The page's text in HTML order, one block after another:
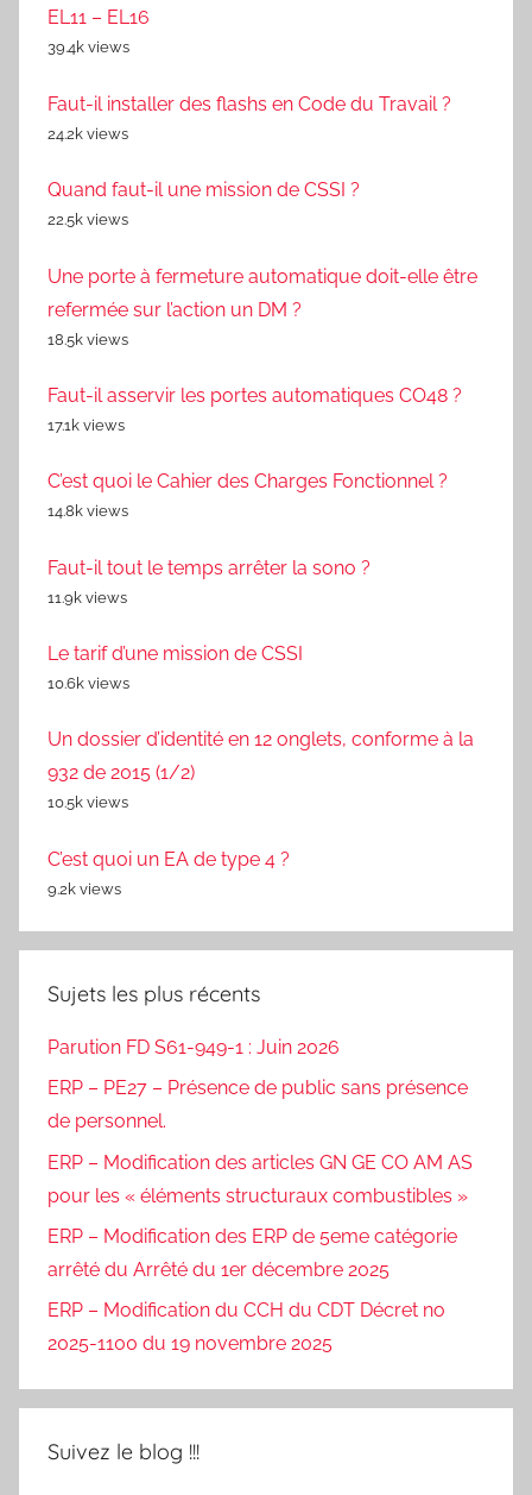
EL11 – EL16
39.4k views
Faut-il installer des flashs en Code du Travail ?
24.2k views
Quand faut-il une mission de CSSI ?
22.5k views
Une porte à fermeture automatique doit-elle être
refermée sur l’action un DM ?
18.5k views
Faut-il asservir les portes automatiques CO48 ?
17.1k views
C’est quoi le Cahier des Charges Fonctionnel ?
14.8k views
Faut-il tout le temps arrêter la sono ?
11.9k views
Le tarif d’une mission de CSSI
10.6k views
Un dossier d’identité en 12 onglets, conforme à la
932 de 2015 (1/2)
10.5k views
C’est quoi un EA de type 4 ?
9.2k views
Sujets les plus récents
Parution FD S61-949-1 : Juin 2026
ERP – PE27 – Présence de public sans présence
de personnel.
ERP – Modification des articles GN GE CO AM AS
pour les « éléments structuraux combustibles »
ERP – Modification des ERP de 5eme catégorie
arrêté du Arrêté du 1er décembre 2025
ERP – Modification du CCH du CDT Décret no
2025-1100 du 19 novembre 2025
Suivez le blog !!!